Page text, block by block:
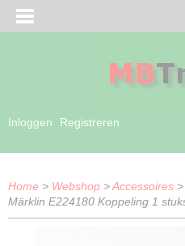
Inloggen Registreren
Home > Webshop >Accessoires >
Märklin E224180 Koppeling 1